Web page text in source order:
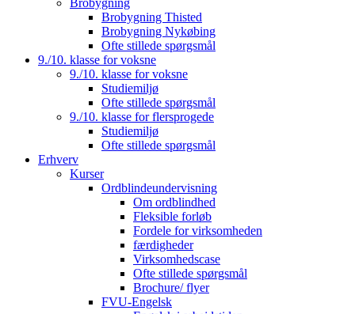
Brobygning
Brobygning Thisted
Brobygning Nykøbing
Ofte stillede spørgsmål
9./10. klasse for voksne
9./10. klasse for voksne
Studiemiljø
Ofte stillede spørgsmål
9./10. klasse for flersprogede
Studiemiljø
Ofte stillede spørgsmål
Erhverv
Kurser
Ordblindeundervisning
Om ordblindhed
Fleksible forløb
Fordele for virksomheden
færdigheder
Virksomhedscase
Ofte stillede spørgsmål
Brochure/ flyer
FVU-Engelsk